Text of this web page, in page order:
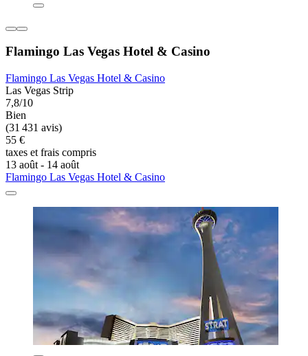
Flamingo Las Vegas Hotel & Casino
Flamingo Las Vegas Hotel & Casino
Las Vegas Strip
7,8/10
Bien
(31 431 avis)
55 €
taxes et frais compris
13 août - 14 août
Flamingo Las Vegas Hotel & Casino